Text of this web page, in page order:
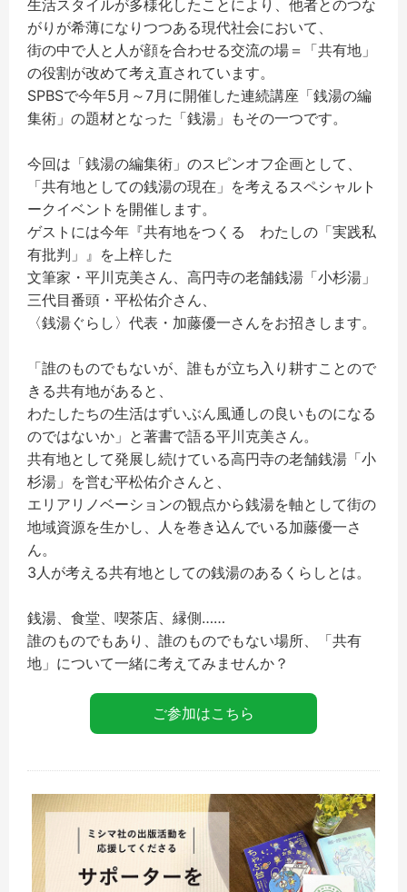
生活スタイルが多様化したことにより、 他者とのつな
がりが希薄になりつつある現代社会において、
街の中で人と人が顔を合わせる交流の場＝「共有地」
の役割が改めて考え直されています。
SPBSで今年5月～7月に開催した連続講座「銭湯の編
集術」 の題材となった「銭湯」もその一つです。
今回は「銭湯の編集術」のスピンオフ企画として、
「共有地としての銭湯の現在」 を考えるスペシャルト
ークイベントを開催します。
ゲストには今年『共有地をつくる わたしの「実践私
有批判」』を上梓した
文筆家・平川克美さん、高円寺の老舗銭湯「小杉湯」
三代目番頭・ 平松佑介さん、
〈銭湯ぐらし〉代表・加藤優一さんをお招きします。
「誰のものでもないが、 誰もが立ち入り耕すことので
きる共有地があると、
わたしたちの生活はずいぶん風通しの良いものになる
のではないか 」と著書で語る平川克美さん。
共有地として発展し続けている高円寺の老舗銭湯「小
杉湯」 を営む平松佑介さんと、
エリアリノベーションの観点から銭湯を軸として街の
地域資源を生かし、人を巻き込んでいる加藤優一さ
ん。
3人が考える共有地としての銭湯のあるくらしとは。
銭湯、食堂、喫茶店、縁側……
誰のものでもあり、誰のものでもない場所、「共有
地」 について一緒に考えてみませんか？
ご参加はこちら